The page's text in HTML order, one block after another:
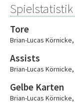
Spielstatistik
Tore
Brian-Lucas Körnicke,
Assists
Brian-Lucas Körnicke,
Gelbe Karten
Brian-Lucas Körnicke,